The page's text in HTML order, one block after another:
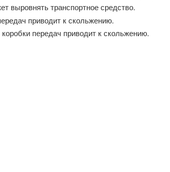
выровнять транспортное средство.
приводит к скольжению.
передач приводит к скольжению.